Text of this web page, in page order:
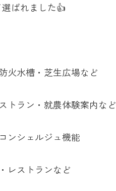
ばれました👍
火水槽・芝生広場など
トラン・就農体験案内など
ンシェルジュ機能
レストランなど